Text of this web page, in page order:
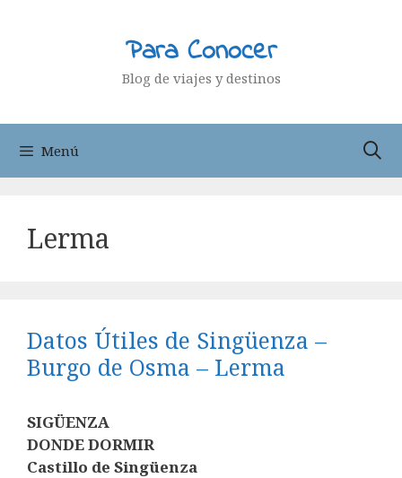
Para Conocer
Blog de viajes y destinos
Menú
Lerma
Datos Útiles de Singüenza –
Burgo de Osma – Lerma
SIGÜENZA
DONDE DORMIR
Castillo de Singüenza